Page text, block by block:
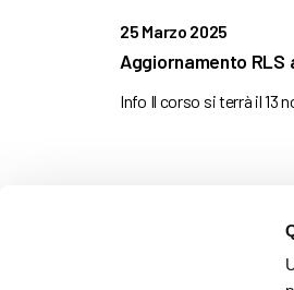
25 Marzo 2025
Aggiornamento RLS
Info Il corso si terrà il 13